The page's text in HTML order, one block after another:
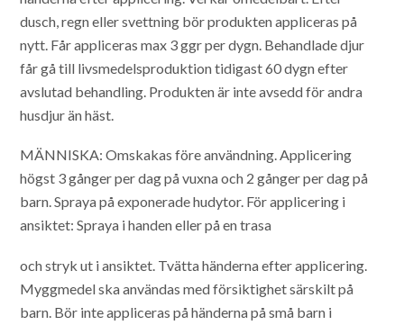
dusch, regn eller svettning bör produkten appliceras på
nytt. Får appliceras max 3 ggr per dygn. Behandlade djur
får gå till livsmedelsproduktion tidigast 60 dygn efter
avslutad behandling. Produkten är inte avsedd för andra
husdjur än häst.
MÄNNISKA: Omskakas före användning. Applicering
högst 3 gånger per dag på vuxna och 2 gånger per dag på
barn. Spraya på exponerade hudytor. För applicering i
ansiktet: Spraya i handen eller på en trasa
och stryk ut i ansiktet. Tvätta händerna efter applicering.
Myggmedel ska användas med försiktighet särskilt på
barn. Bör inte appliceras på händerna på små barn i